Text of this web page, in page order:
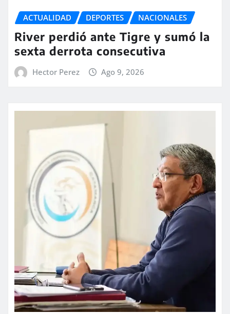
ACTUALIDAD DEPORTES NACIONALES
River perdió ante Tigre y sumó la
sexta derrota consecutiva
Hector Perez Ago 9, 2026